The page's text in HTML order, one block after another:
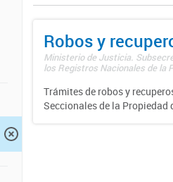
Robos y
Ministerio de Justicia.
los Registros Nacionales de la
Trámites de robos y
Seccionales de la Propiedad